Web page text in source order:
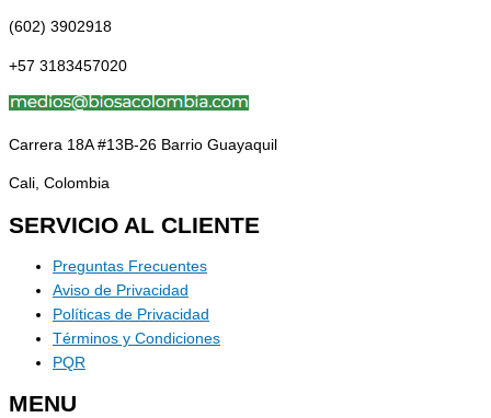
(602) 3902918
+57 3183457020
Carrera 18A #13B-26 Barrio Guayaquil
Cali, Colombia
SERVICIO AL CLIENTE
Preguntas Frecuentes
Aviso de Privacidad
Políticas de Privacidad
Términos y Condiciones
PQR
MENU